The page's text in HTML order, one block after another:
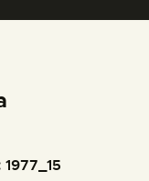
1977_15